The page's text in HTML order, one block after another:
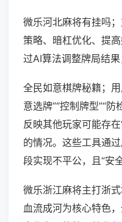
微乐河北麻将有挂吗
策略、暗杠优化、提
过AI算法调整牌局结果
全民如意棋牌秘籍；
意选牌”“控制牌型”“
反映其他玩家可能存
的情况。这些工具通
段实现不平公，且“安
微乐浙江麻将主打浙
血流成河为核心特色